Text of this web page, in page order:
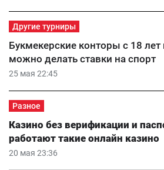
Другие турниры
25 мая 22:45
Букмекерские конторы с 18 лет
можно делать ставки на спорт
Разное
20 мая 23:36
Казино без верификации и
работают такие онлайн казино